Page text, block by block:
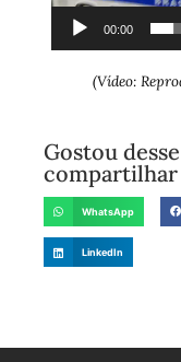
00:00
(Vídeo:
Gostou
compartilhar
WhatsApp
LinkedIn